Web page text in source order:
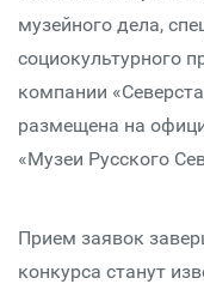
музейного дела,
социокультурного
компании
размещена на
«Музеи Русского
Прием заявок
конкурса станут